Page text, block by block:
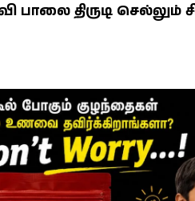
திருடி செல்லும்